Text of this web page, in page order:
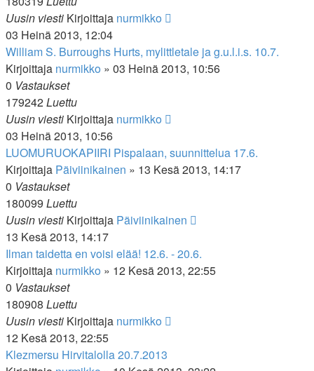
Uusin viesti Kirjoittaja nurmikko
03 Heinä 2013, 12:04
William S. Burroughs Hurts, mylittletale ja g.u.l.i.s. 10.7.
Kirjoittaja nurmikko » 03 Heinä 2013, 10:56
0 Vastaukset
179242Luettu
Uusin viesti Kirjoittaja nurmikko
03 Heinä 2013, 10:56
LUOMURUOKAPIIRI Pispalaan, suunnittelua 17.6.
Kirjoittaja Päiviinikainen » 13 Kesä 2013, 14:17
0 Vastaukset
180099 Luettu
Uusin viesti Kirjoittaja Päiviinikainen
13 Kesä 2013, 14:17
Ilman taidetta en voisi elää! 12.6. - 20.6.
Kirjoittaja nurmikko » 12 Kesä 2013, 22:55
0 Vastaukset
180908 Luettu
Uusin viesti Kirjoittaja nurmikko
12 Kesä 2013, 22:55
Klezmersu Hirvitalolla 20.7.2013